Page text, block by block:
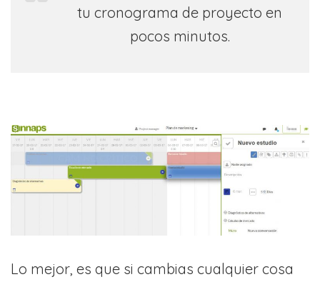
tu cronograma de proyecto en
pocos minutos.
Lo mejor, es que si cambias cualquier cosa